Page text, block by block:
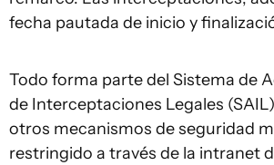
fecha pautada de inicio y
Todo forma parte del Sistema de
de Interceptaciones Legales
otros mecanismos de seguridad
restringido a través de la intranet